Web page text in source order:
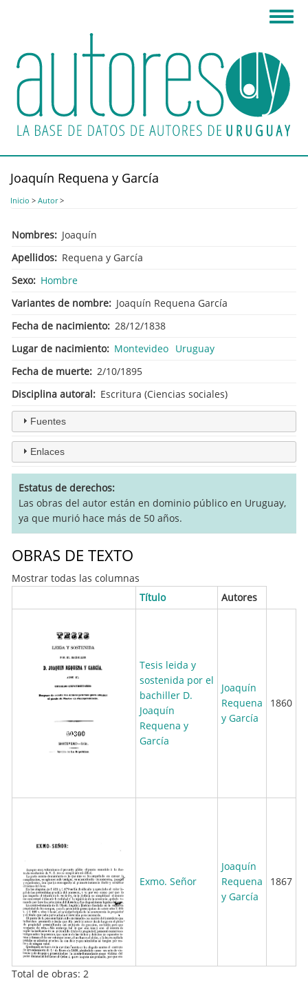
principal
Joaquín Requena y García
Inicio > Autor>
Nombres
Joaquín
Apellidos
Requena y García
Sexo
Hombre
Variantes de nombre
Joaquín Requena García
Fecha de nacimiento
28/12/1838
Lugar de nacimiento
Montevideo Uruguay
Fecha de muerte
2/10/1895
Disciplina autoral
Escritura (Ciencias sociales)
Fuentes
Enlaces
Estatus de derechos
Las obras del autor están en dominio público en Uruguay,
ya que murió hace más de 50 años.
OBRAS DE TEXTO
Mostrar todas las columnas
Título
Autores
Tesis leida y
sostenida por el
bachiller D.
Joaquín
Requena y
García
Joaquín
Requena
y García
1860
Exmo. Señor
Joaquín
Requena
y García
1867
Total de obras: 2